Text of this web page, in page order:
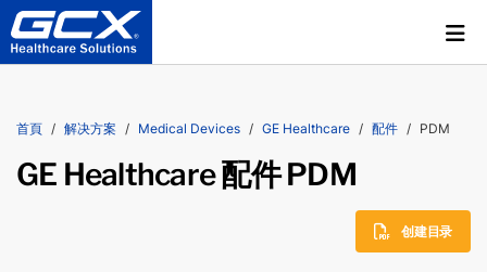
首頁 解决方案 Medical Devices GE Healthcare 配件 PDM
GE Healthcare 配件 PDM
创建目录